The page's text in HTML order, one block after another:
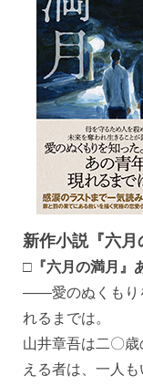
新作小説『六月
□『六月の満月』
—―愛のぬくもり
れるまでは。
山井章吾は二〇
える者は、一人